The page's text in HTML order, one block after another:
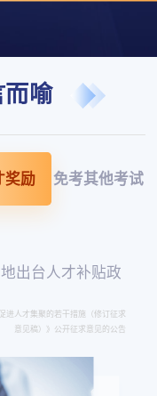
喻
奖励 免考其他考试
出台人才补贴政
进人才集聚的若干措施（修订征求
意见稿）》公开征求意见的公告